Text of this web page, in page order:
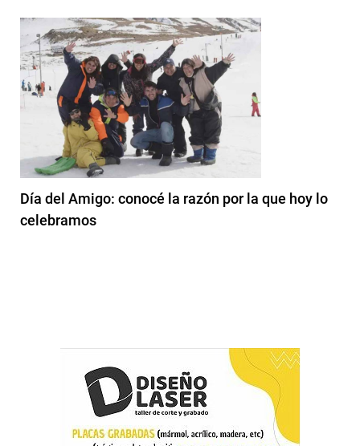
Día del Amigo: conocé la razón por la que hoy lo
celebramos